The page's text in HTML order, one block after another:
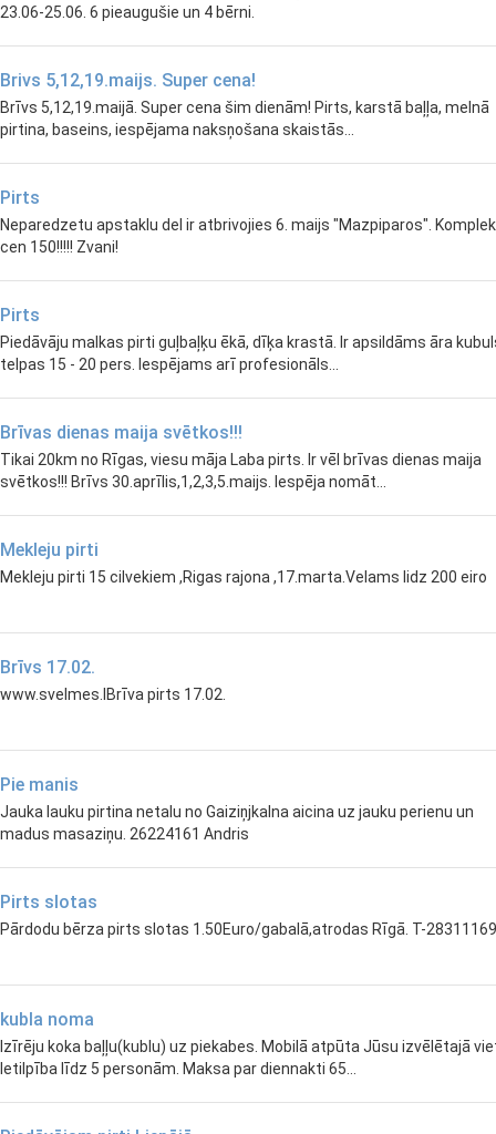
23.06-25.06. 6 pieaugušie un 4 bērni.
Brivs 5,12,19.maijs. Super cena!
Brīvs 5,12,19.maijā. Super cena šim dienām! Pirts, karstā baļļa, melnā
pirtina, baseins, iespējama naksņošana skaistās...
Pirts
Neparedzetu apstaklu del ir atbrivojies 6. maijs "Mazpiparos".
cen 150!!!!! Zvani!
Pirts
Piedāvāju malkas pirti guļbaļķu ēkā, dīķa krastā. Ir apsildāms āra
telpas 15 - 20 pers. Iespējams arī profesionāls...
Brīvas dienas maija svētkos!!!
Tikai 20km no Rīgas, viesu māja Laba pirts. Ir vēl brīvas dienas maija
svētkos!!! Brīvs 30.aprīlis,1,2,3,5.maijs. Iespēja nomāt...
Mekleju pirti
Mekleju pirti 15 cilvekiem ,Rigas rajona ,17.marta.Velams lidz 200 eiro
Brīvs 17.02.
www.svelmes.lBrīva pirts 17.02.
Pie manis
Jauka lauku pirtina netalu no Gaiziņjkalna aicina uz jauku perienu un
madus masaziņu. 26224161 Andris
Pirts slotas
Pārdodu bērza pirts slotas 1.50Euro/gabalā,atrodas Rīgā. T-28311169
kubla noma
Izīrēju koka baļļu(kublu) uz piekabes. Mobilā atpūta Jūsu izvēlētajā
Ietilpība līdz 5 personām. Maksa par diennakti 65...